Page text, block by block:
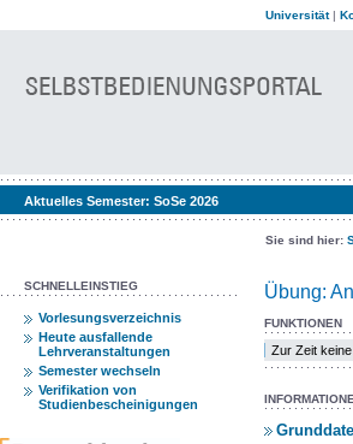
Universität|
Aktuelles Semester: SoSe 2026
Sie sind hier:
SCHNELLEINSTIEG
Vorlesungsverzeichnis
Heute ausfallende
Lehrveranstaltungen
Semester wechseln
Verifikation von
Studienbescheinigungen
Übung:
FUNKTIONEN
Zur Zeit